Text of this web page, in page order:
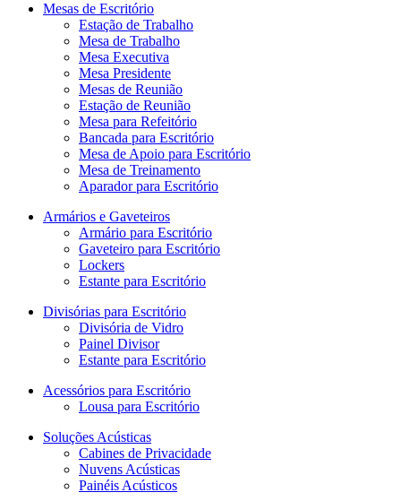
Mesas de Escritório
Estação de Trabalho
Mesa de Trabalho
Mesa Executiva
Mesa Presidente
Mesas de Reunião
Estação de Reunião
Mesa para Refeitório
Bancada para Escritório
Mesa de Apoio para Escritório
Mesa de Treinamento
Aparador para Escritório
Armários e Gaveteiros
Armário para Escritório
Gaveteiro para Escritório
Lockers
Estante para Escritório
Divisórias para Escritório
Divisória de Vidro
Painel Divisor
Estante para Escritório
Acessórios para Escritório
Lousa para Escritório
Soluções Acústicas
Cabines de Privacidade
Nuvens Acústicas
Painéis Acústicos